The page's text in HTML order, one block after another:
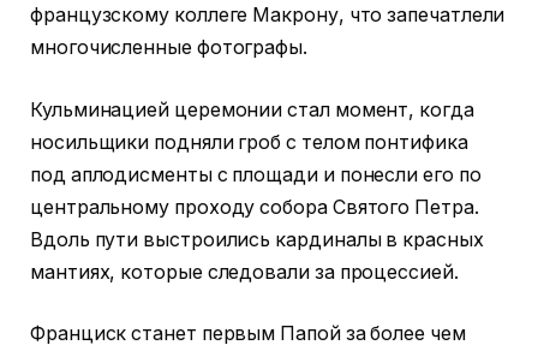
французскому коллеге Макрону, что запечатлели
многочисленные фотографы.
Кульминацией церемонии стал момент, когда
носильщики подняли гроб с телом понтифика
под аплодисменты с площади и понесли его по
центральному проходу собора Святого Петра.
Вдоль пути выстроились кардиналы в красных
мантиях, которые следовали за процессией.
Франциск станет первым Папой за более чем